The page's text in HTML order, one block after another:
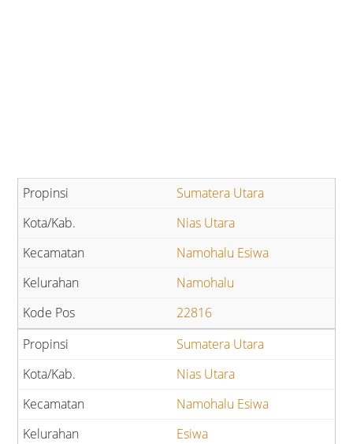
Sumatera Utara
Nias Utara
Namohalu Esiwa
Namohalu
22816
Sumatera Utara
Nias Utara
Namohalu Esiwa
Esiwa